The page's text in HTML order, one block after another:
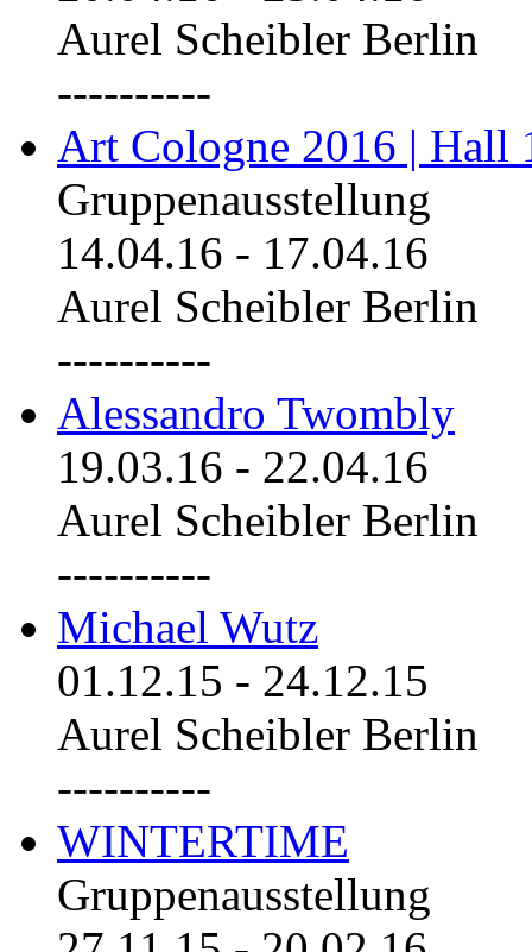
Aurel Scheibler Berlin
----------
Art Cologne 2016 | Hall
Gruppenausstellung
14.04.16 - 17.04.16
Aurel Scheibler Berlin
----------
Alessandro Twombly
19.03.16 - 22.04.16
Aurel Scheibler Berlin
----------
Michael Wutz
01.12.15 - 24.12.15
Aurel Scheibler Berlin
----------
WINTERTIME
Gruppenausstellung